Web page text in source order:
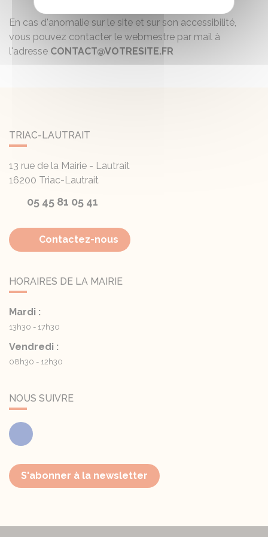
En cas d'anomalie sur le site et sur son accessibilité,
vous pouvez contacter le webmestre par mail à
l'adresse CONTACT@VOTRESITE.FR
TRIAC-LAUTRAIT
13 rue de la Mairie - Lautrait
16200 Triac-Lautrait
05 45 81 05 41
Contactez-nous
HORAIRES DE LA MAIRIE
Mardi :
13h30 - 17h30
Vendredi :
08h30 - 12h30
NOUS SUIVRE
Facebook
S'abonner à la newsletter